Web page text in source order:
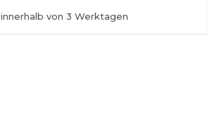
innerhalb von 3 Werktagen